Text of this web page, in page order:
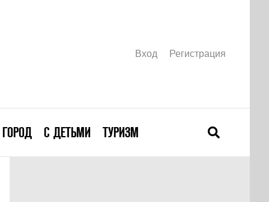
Вход Регистрация
ГОРОД С ДЕТЬМИ ТУРИЗМ